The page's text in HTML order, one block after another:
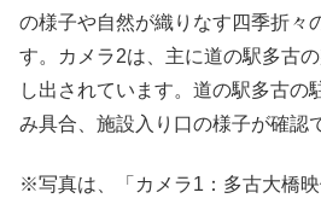
の様子や自然が織りなす四季折々
す。カメラ2は、主に道の駅多古
し出されています。道の駅多古の
み具合、施設入り口の様子が確認
※写真は、「カメラ1：多古大橋映